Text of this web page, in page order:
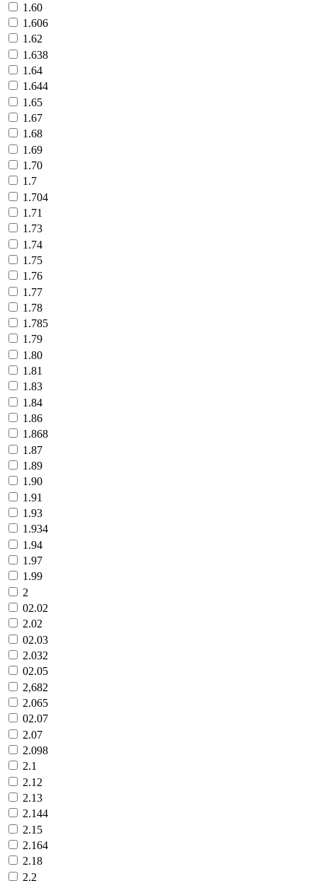
1.60
1.606
1.62
1.638
1.64
1.644
1.65
1.67
1.68
1.69
1.70
1.7
1.704
1.71
1.73
1.74
1.75
1.76
1.77
1.78
1.785
1.79
1.80
1.81
1.83
1.84
1.86
1.868
1.87
1.89
1.90
1.91
1.93
1.934
1.94
1.97
1.99
2
02.02
2.02
02.03
2.032
02.05
2,682
2.065
02.07
2.07
2.098
2.1
2.12
2.13
2.144
2.15
2.164
2.18
2.2